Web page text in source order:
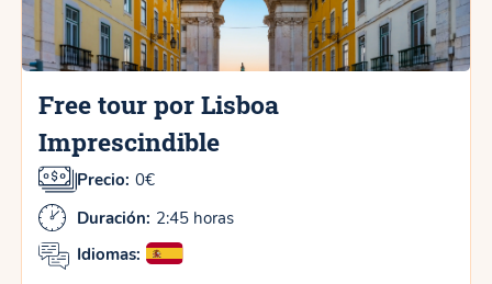
Free tour por Lisboa
Imprescindible
Precio: 0€
Duración: 2:45 horas
Idiomas: